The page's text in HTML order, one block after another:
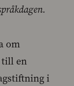
om
till en
i